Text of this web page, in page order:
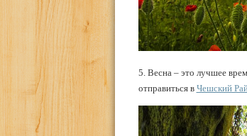
5. Весна – это лучшее
отправиться в Чешский